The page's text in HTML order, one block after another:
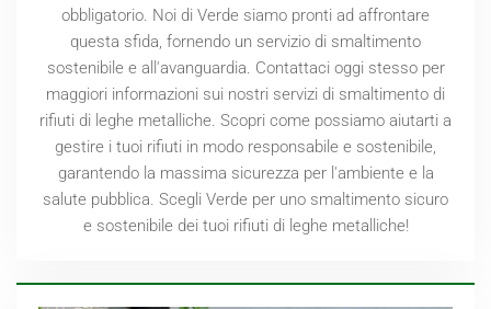
obbligatorio. Noi di Verde siamo pronti ad affrontare
questa sfida, fornendo un servizio di smaltimento
sostenibile e all'avanguardia. Contattaci oggi stesso per
maggiori informazioni sui nostri servizi di smaltimento di
rifiuti di leghe metalliche. Scopri come possiamo aiutarti a
gestire i tuoi rifiuti in modo responsabile e sostenibile,
garantendo la massima sicurezza per l'ambiente e la
salute pubblica. Scegli Verde per uno smaltimento sicuro
e sostenibile dei tuoi rifiuti di leghe metalliche!